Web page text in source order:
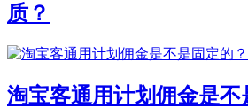
质？
淘宝客通用计划佣金是